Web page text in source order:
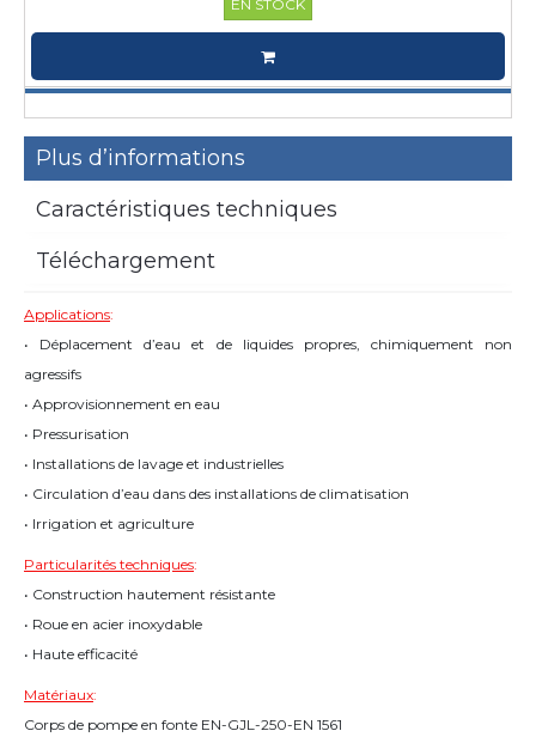
EN STOCK
Plus d’informations
Caractéristiques techniques
Téléchargement
Applications:
• Déplacement d’eau et de liquides propres, chimiquement non
agressifs
• Approvisionnement en eau
• Pressurisation
• Installations de lavage et industrielles
• Circulation d’eau dans des installations de climatisation
• Irrigation et agriculture
Particularités techniques:
• Construction hautement résistante
• Roue en acier inoxydable
• Haute efficacité
Matériaux:
Corps de pompe en fonte EN-GJL-250-EN 1561